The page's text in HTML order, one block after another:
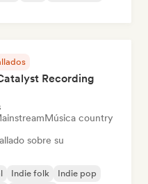
Recording
Música country
sobre su
Indie folk
Indie pop